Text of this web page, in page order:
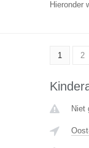
Hieronder
1 2
Niet